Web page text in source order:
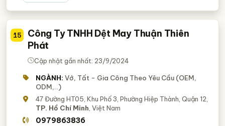
15
Công Ty TNHH Dệt May Thuận Thiên
Phát
Cập nhật gần nhất: 23/9/2024
NGÀNH: Vớ, Tất - Gia Công Theo Yêu Cầu (OEM,
ODM,..)
47 Đường HT05, Khu Phố 3, Phường Hiệp Thành, Quận 12,
TP. Hồ Chí Minh , Việt Nam
0979863836